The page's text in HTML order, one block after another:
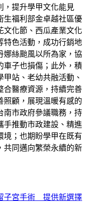
，提升學甲文化能見
生福利部金卓越社區優
文化節、西瓜產業文化
特色活動，成功行銷地
娜絲颱風以所為家，協
車子也損傷；此外，積
站、老幼共融活動、
合醫療資源，持續完善
照顧，展現溫暖有感的
南市政府參議職務，持
手推動市政建設、精進
境；也期盼學甲在既有
共同邁向繁榮永續的新
子宮手術 提供新選擇